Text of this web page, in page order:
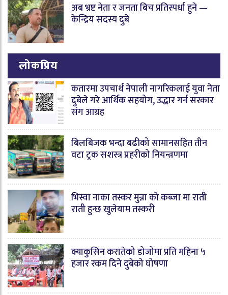
अब भ्रष्ट नेता र जनता बिच प्रतिस्पर्धा हुने —
केन्द्रिय सदस्य दुबे
लोकप्रिय
कतारमा उपचार्थ नेपाली नागरिकलाई युवा नेता
दुबेले गरे आर्थिक सहयोग, उद्धार गर्न सरकार
संग आग्रह
बिलबिजक भन्दा बढीको सामानसहित तीन
वटा ट्रक सशस्त्र प्रहरीको नियन्त्रणमा
भिस्वा नाका तस्कर मुन्ना को कब्जा मा राती
राती हुन्छ खुलेयाम तस्करी
क्याकुसिन करातेको डोजोमा प्रति महिना ५
हजार रकम दिने दुबेको घोषणा